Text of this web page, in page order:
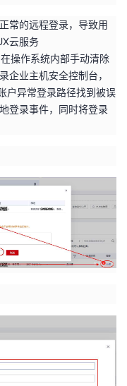
常的远程登录，导致用
云服务
操作系统内部手动清除
企业主机安全控制台，
户异常登录路径找到被误
登录事件，同时将登录